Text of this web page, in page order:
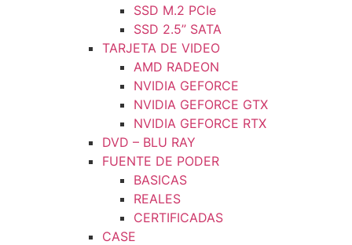
SSD M.2 PCIe
SSD 2.5” SATA
TARJETA DE VIDEO
AMD RADEON
NVIDIA GEFORCE
NVIDIA GEFORCE GTX
NVIDIA GEFORCE RTX
DVD – BLU RAY
FUENTE DE PODER
BASICAS
REALES
CERTIFICADAS
CASE